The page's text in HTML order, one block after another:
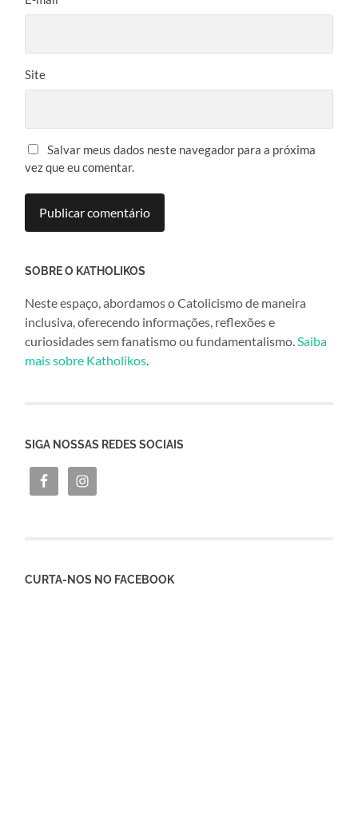
Site
Salvar meus dados neste navegador para a próxima
vez que eu comentar.
SOBRE O KATHOLIKOS
Neste espaço, abordamos o Catolicismo de maneira
inclusiva, oferecendo informações, reflexões e
curiosidades sem fanatismo ou fundamentalismo.Saiba
mais sobre Katholikos.
SIGA NOSSAS REDES SOCIAIS
CURTA-NOS NO FACEBOOK